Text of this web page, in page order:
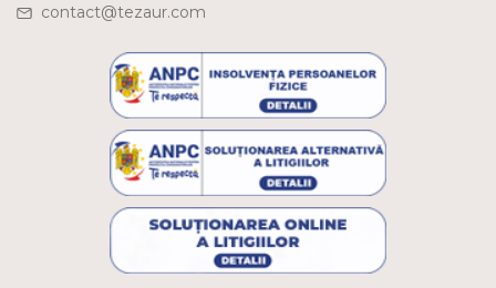
contact@tezaur.com